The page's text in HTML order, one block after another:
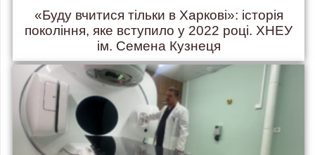
«Буду вчитися тільки в Харкові»: історія
покоління, яке вступило у 2022 році. ХНЕУ
ім. Семена Кузнеця